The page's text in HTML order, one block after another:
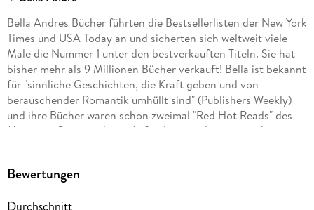
Bella Andres Bücher führten die Bestsellerlisten der New York
Times und USA Today an und sicherten sich weltweit viele
Male die Nummer 1 unter den bestverkauften Titeln. Sie hat
bisher mehr als 9 Millionen Bücher verkauft! Bella ist bekannt
für "sinnliche Geschichten, die Kraft geben und von
berauschender Romantik umhüllt sind" (Publishers Weekly)
und ihre Bücher waren schon zweimal "Red Hot Reads" des
Magazins Cosmopolitan. Außerdem wurden sie in zehn
Literatur-Website Goodreads gibt es für Bella Andres Bücher
Bewertungen
Durchschnitt